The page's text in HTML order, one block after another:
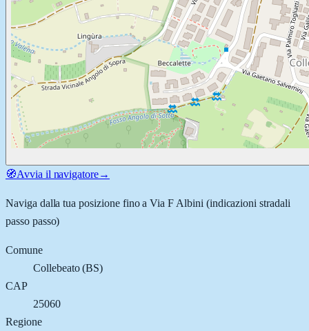
🧭Avvia il navigatore→
Naviga dalla tua posizione fino aVia F Albini (indicazioni stradali
passo passo)
Comune
Collebeato(BS)
CAP
25060
Regione